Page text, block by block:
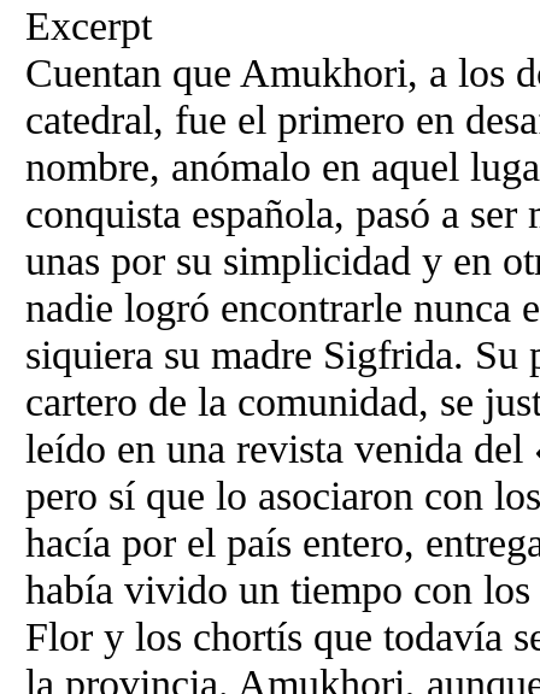
Excerpt
Cuentan que Amukhori, a los
catedral, fue el primero en
nombre, anómalo en aquel
conquista española, pasó a
unas por su simplicidad y en
nadie logró encontrarle nunca
siquiera su madre Sigfrida. Su
cartero de la comunidad, se
leído en una revista venida
pero sí que lo asociaron con
hacía por el país entero,
había vivido un tiempo con
Flor y los chortís que todavía
la provincia. Amukhori,